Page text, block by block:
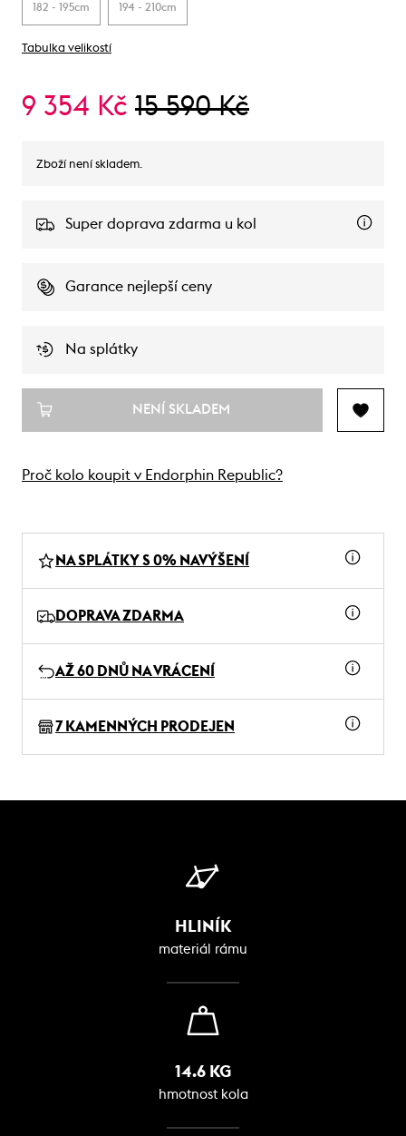
182 - 195cm 194 - 210cm
Tabulka velikostí
9 354 Kč 15 590 Kč
Zboží není skladem.
Super doprava zdarma u kol
Garance nejlepší ceny
Na splátky
NENÍ SKLADEM
Proč kolo koupit v Endorphin Republic?
NA SPLÁTKY S 0% NAVÝŠENÍ
DOPRAVA ZDARMA
AŽ 60 DNŮ NA VRÁCENÍ
7 KAMENNÝCH PRODEJEN
HLINÍK
materiál rámu
14.6 KG
hmotnost kola